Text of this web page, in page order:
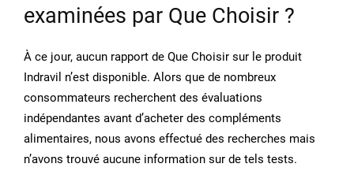
examinées par Que Choisir ?
À ce jour, aucun rapport de Que Choisir sur le produit
Indravil n’est disponible. Alors que de nombreux
consommateurs recherchent des évaluations
indépendantes avant d’acheter des compléments
alimentaires, nous avons effectué des recherches mais
n’avons trouvé aucune information sur de tels tests.